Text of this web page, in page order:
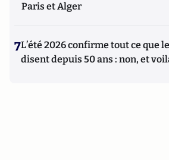
Paris et Alger
7L’été 2026 confirme tout ce que
disent depuis 50 ans : non, et